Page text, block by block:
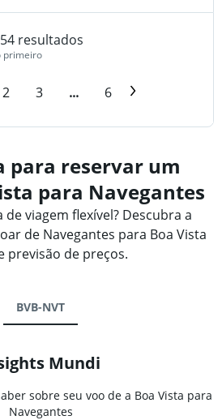
resultados
primeiro
2 3 ... 6
para reservar um
para Navegantes
viagem flexível? Descubra a
de Navegantes para Boa Vista
previsão de preços.
BVB-NVT
Mundi
sobre seu voo de a Boa Vista para
Navegantes